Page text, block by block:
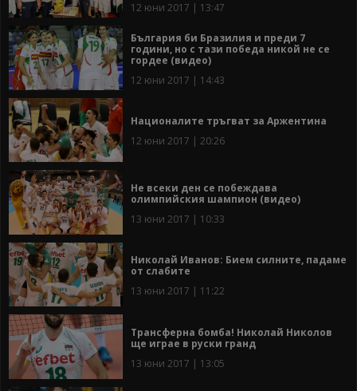
12 юни 2017 | 13:47
България би Бразилия и преди 7
години, но с тази победа никой не се
гордее (видео)
12 юни 2017 | 14:43
Националите тръгват за Аржентина
12 юни 2017 | 20:26
Не всеки ден се побеждава
олимпийския шампион (видео)
13 юни 2017 | 10:33
Николай Иванов: Бием силните, падаме
от слабите
13 юни 2017 | 11:22
Трансферна бомба! Николай Николов
ще играе в руски гранд
13 юни 2017 | 13:05